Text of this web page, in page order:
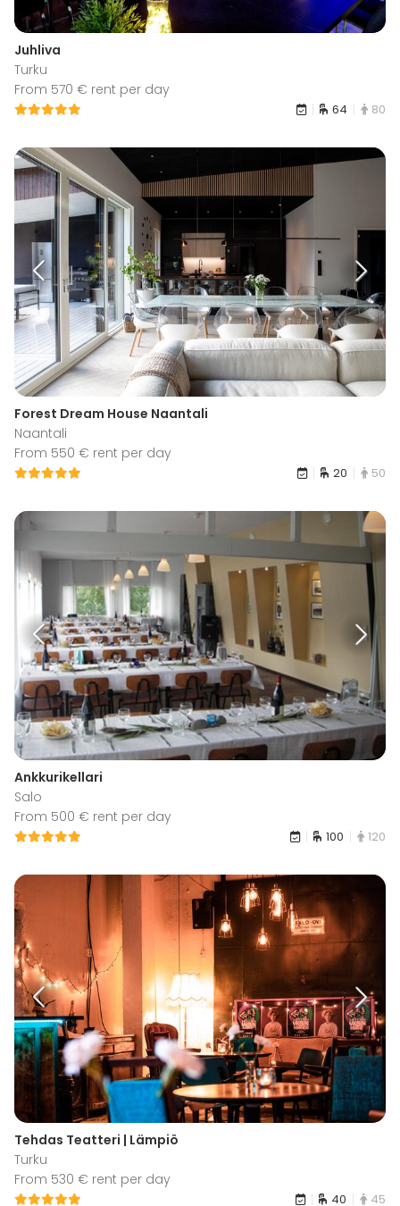
Juhliva
Turku
From 570 € rent per day
64 80
Forest Dream House Naantali
Naantali
From 550 € rent per day
20 50
Ankkurikellari
Salo
From 500 € rent per day
100 120
Tehdas Teatteri | Lämpiö
Turku
From 530 € rent per day
40 45